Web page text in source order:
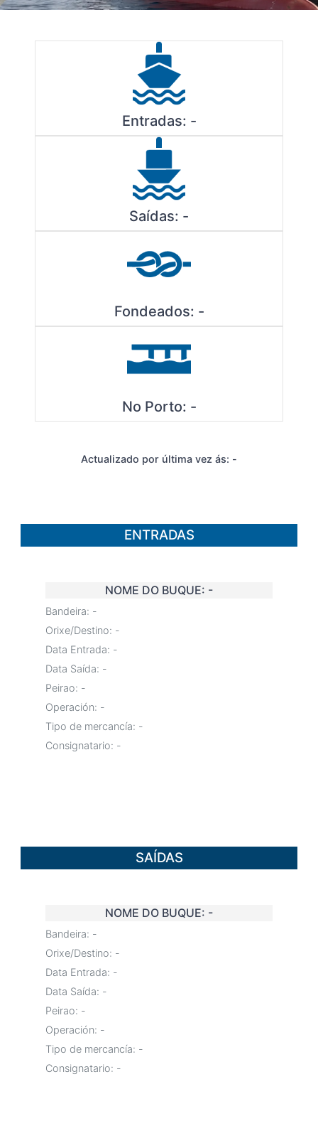
Entradas: -
Saídas: -
Fondeados: -
No Porto: -
Actualizado por última vez ás: -
ENTRADAS
NOME DO BUQUE: -
Bandeira: -
Orixe/Destino: -
Data Entrada: -
Data Saída: -
Peirao: -
Operación: -
Tipo de mercancía: -
Consignatario: -
SAÍDAS
NOME DO BUQUE: -
Bandeira: -
Orixe/Destino: -
Data Entrada: -
Data Saída: -
Peirao: -
Operación: -
Tipo de mercancía: -
Consignatario: -